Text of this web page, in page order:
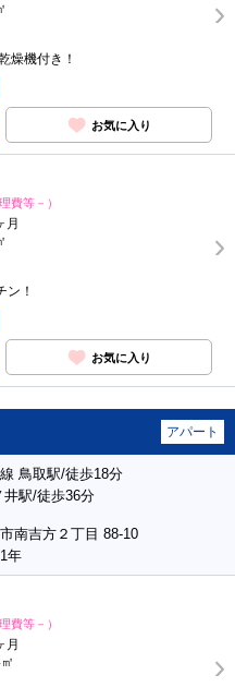
燥機付き！
お気に入り
費等－）
月
ン！
お気に入り
アパート
鳥取駅/徒歩18分
井駅/徒歩36分
南吉方２丁目 88-10
年
費等－）
月